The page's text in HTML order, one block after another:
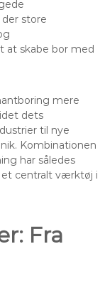
store
at skabe bor med
mere
dets
til nye
Kombinationen
har således
centralt værktøj i
Fra